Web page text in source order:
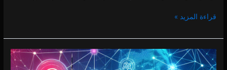
قراءة المزيد »
فني
انترنت